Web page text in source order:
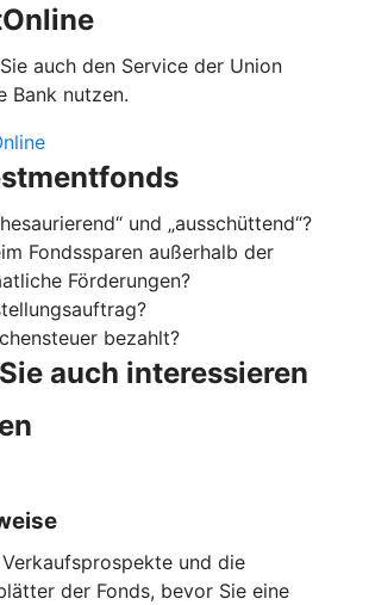
auch den Service der Union
Bank nutzen.
und „ausschüttend“?
Fondssparen außerhalb der
Förderungen?
bezahlt?
auch interessieren
und die
der Fonds, bevor Sie eine